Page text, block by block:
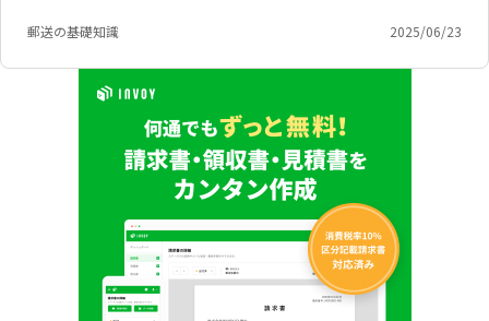
郵送の基礎知識 2025/06/23